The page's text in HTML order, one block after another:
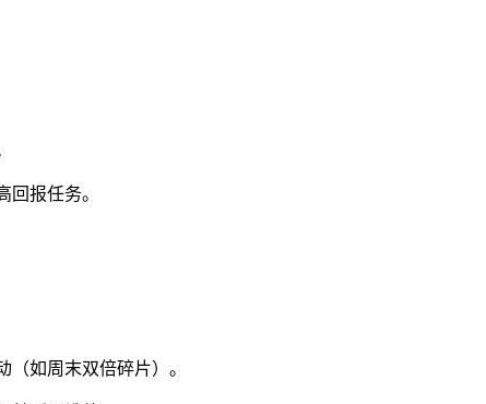
报任务。
（如周末双倍碎片）。